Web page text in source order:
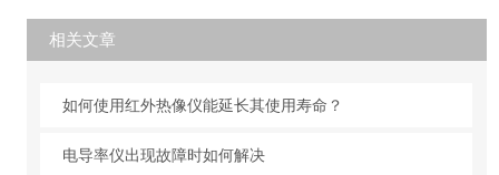
相关文章
如何使用红外热像仪能延长其使用寿命？
电导率仪出现故障时如何解决